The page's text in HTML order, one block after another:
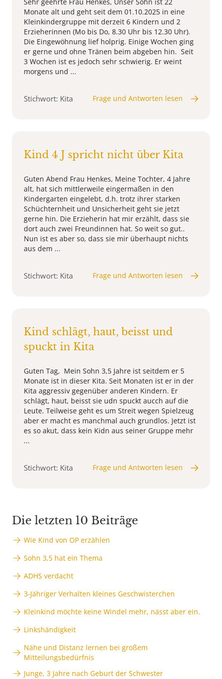
Monate alt und geht seit dem 01.10.2025 in eine
Kleinkindergruppe mit derzeit 6 Kindern und 2
Erzieherinnen (Mo bis Do, 8.30 Uhr bis 12.30 Uhr).
Die Eingewöhnung lief holprig. Einige Wochen ging
er gerne und ohne Tränen beim abgeben hin. Seit
3 Wochen ist es jedoch sehr schwierig. Er weint
morgens und ...
Stichwort: Kita Frage und Antworten lesen
Kind 4 J spricht nicht über Kita
Guten Abend Frau Henkes, Meine Tochter, 4 Jahre
alt, hat sich mittlerweile eingermaßen in den
Kindergarten eingelebt, d.h. trotz ihrer starken
Schüchternheit und Unsicherheit geht sie jetzt
gerne hin. Die Erzieherin hat mir erzählt, dass sie
dort auch zwei Freundinnen hat. So weit so gut..
Nun ist es aber so, dass sie mir überhaupt nichts
aus dem ...
Stichwort: Kita Frage und Antworten lesen
Kind schlägt, haut, beisst und
spuckt in Kita
Guten Tag, Mein Sohn 3,5 Jahre ist seitdem er 5
Monate ist in dieser Kita. Seit Monaten ist er in der
Kita aggressiv gegenüber anderen Kindern. Er
schlägt, haut, beisst sie udn spuckt aucch auf die
Leute. Teilweise geht es um Streit wegen Spielzeug
aber er macht es manchmal auch grundlos. Jetzt ist
es so akut, dass kein Kidn aus seiner Gruppe mehr
...
Stichwort: Kita Frage und Antworten lesen
Die letzten 10 Beiträge
Wie Kind von OP erzählen
Sohn 3,5 hat ein Thema
ADHS verdacht
3-Jähriger Verhalten kleines Geschwisterchen
Kleinkind möchte keine Windel mehr, nässt aber ein.
Linkshändigkeit
Nähe und Distanz lernen bei großem
Mitteilungsbedürfnis
Junge, 3 Jahre nach Geburt der Schwester